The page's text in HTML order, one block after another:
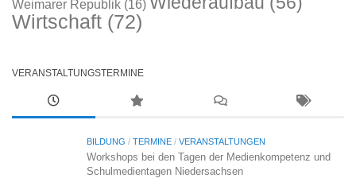
Weimarer Republik (16)
Wirtschaft (72)
VERANSTALTUNGSTERMINE
BILDUNG / TERMINE / VERANSTALTUNGEN
Workshops bei den Tagen der Medienkompetenz und
Schulmedientagen Niedersachsen